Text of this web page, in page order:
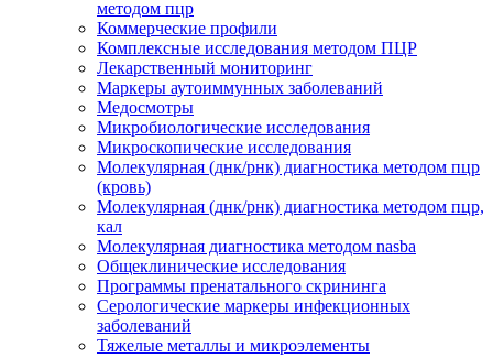
методом пцр
Коммерческие профили
Комплексные исследования методом ПЦР
Лекарственный мониторинг
Маркеры аутоиммунных заболеваний
Медосмотры
Микробиологические исследования
Микроскопические исследования
Молекулярная (днк/рнк) диагностика методом пцр
(кровь)
Молекулярная (днк/рнк) диагностика методом пцр,
кал
Молекулярная диагностика методом nasba
Общеклинические исследования
Программы пренатального скрининга
Серологические маркеры инфекционных
заболеваний
Тяжелые металлы и микроэлементы